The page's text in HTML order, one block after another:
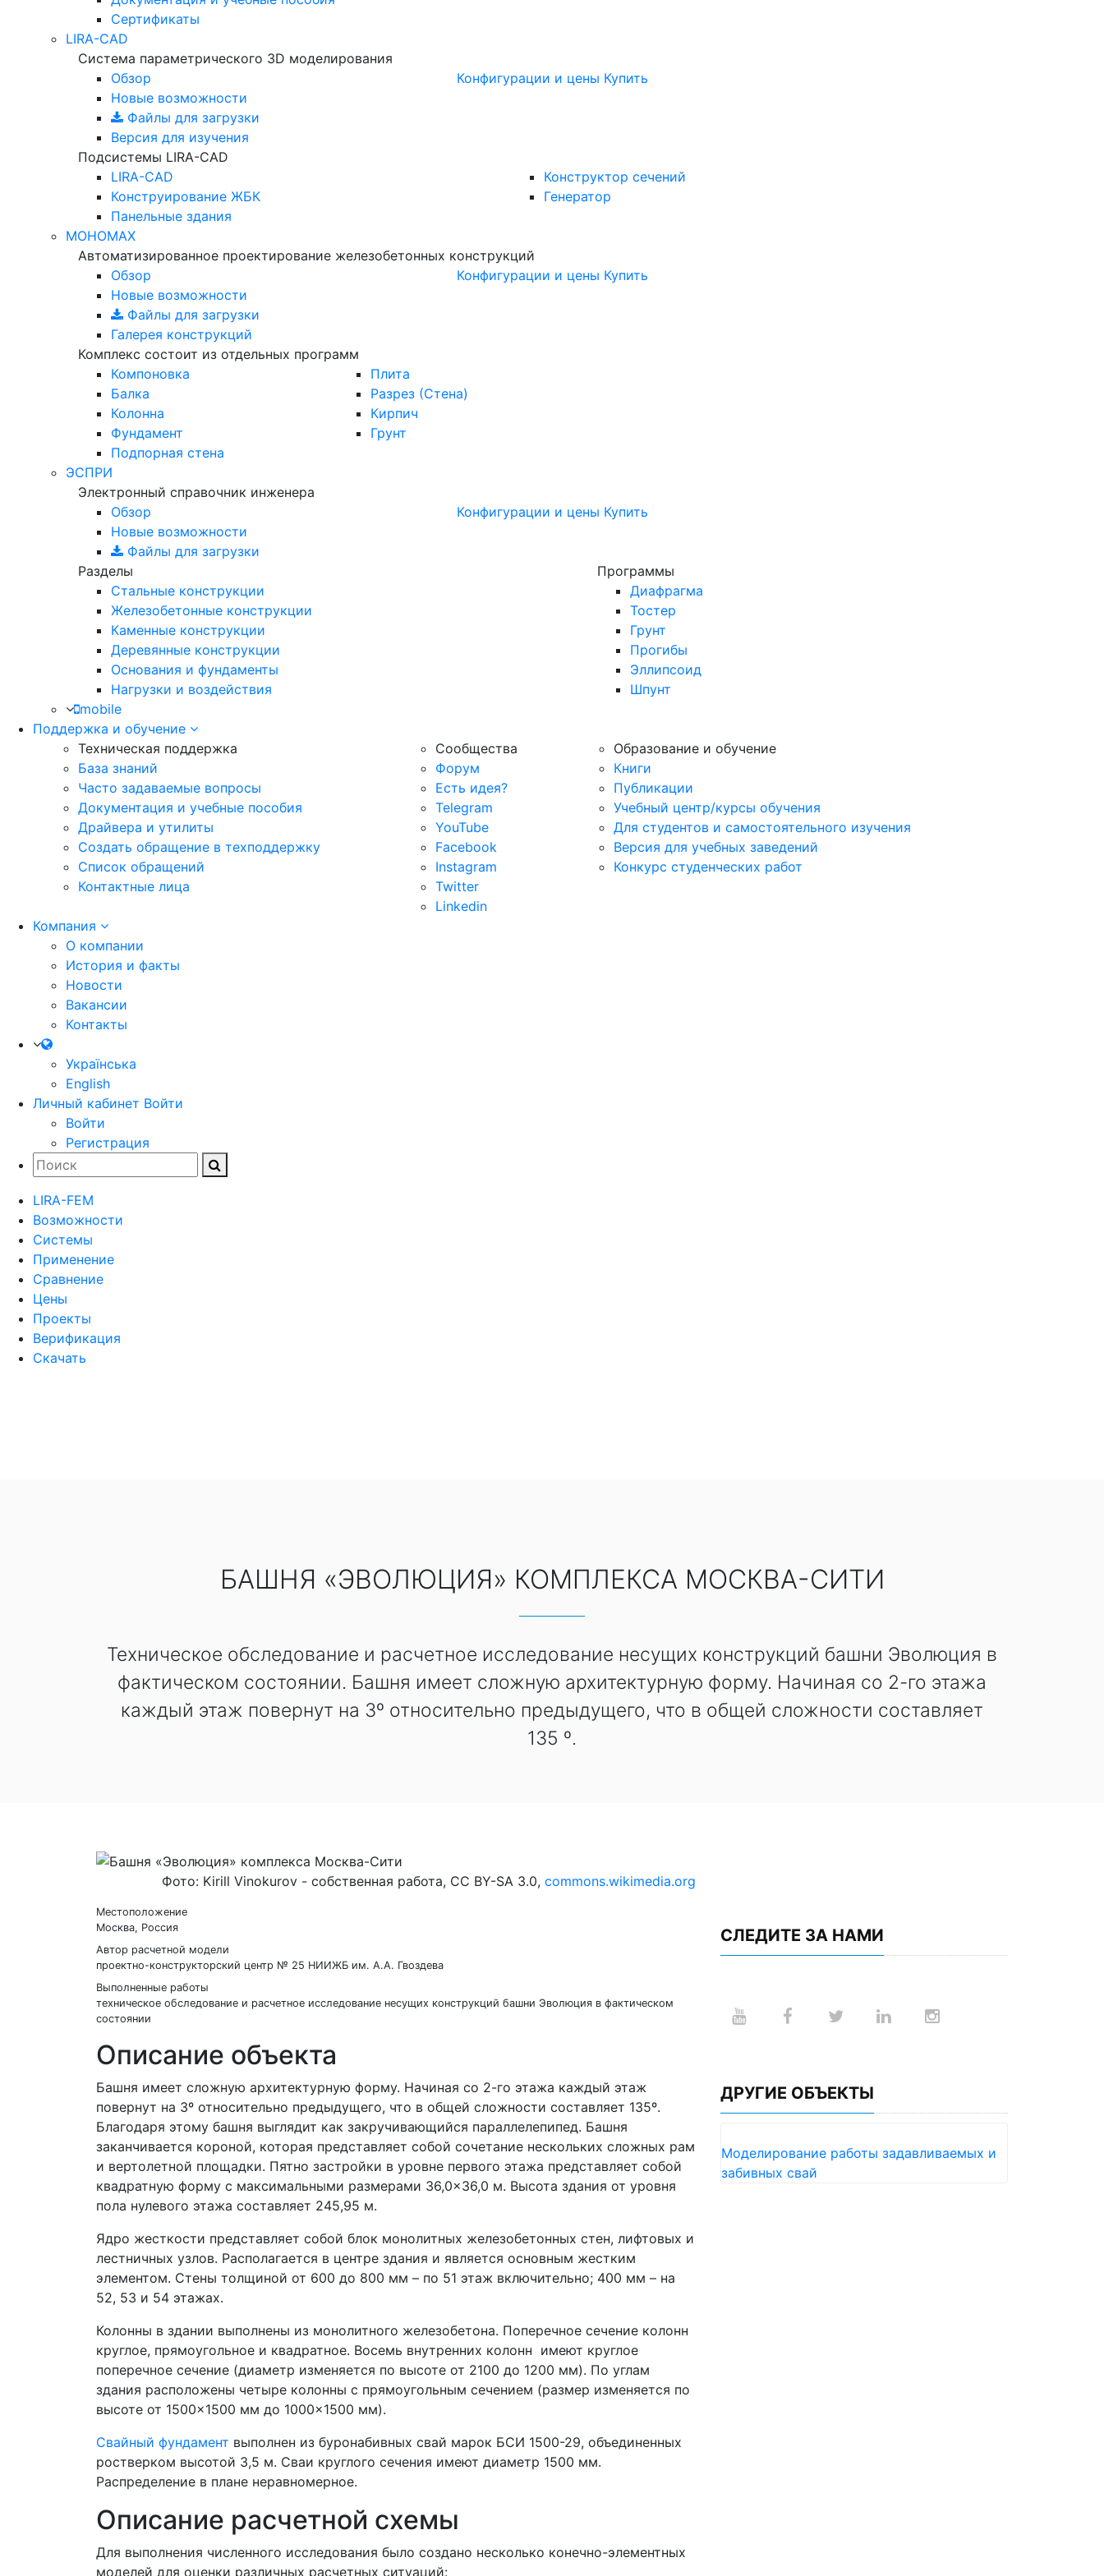
Сертификаты
LIRA-CAD
Система параметрического 3D моделирования
Обзор
Новые возможности
Файлы для загрузки
Версия для изучения
Конфигурации и цены Купить
Подсистемы LIRA-CAD
LIRA-CAD
Конструирование ЖБК
Панельные здания
Конструктор сечений
Генератор
МОНОМАХ
Автоматизированное проектирование железобетонных конструкций
Обзор
Новые возможности
Файлы для загрузки
Галерея конструкций
Конфигурации и цены Купить
Комплекс состоит из отдельных программ
Компоновка
Балка
Колонна
Фундамент
Подпорная стена
Плита
Разрез (Стена)
Кирпич
Грунт
ЭСПРИ
Электронный справочник инженера
Обзор
Новые возможности
Файлы для загрузки
Конфигурации и цены Купить
Разделы
Программы
Стальные конструкции
Железобетонные конструкции
Каменные конструкции
Деревянные конструкции
Основания и фундаменты
Нагрузки и воздействия
Диафрагма
Тостер
Грунт
Прогибы
Эллипсоид
Шпунт
mobile
Поддержка и обучение
Техническая поддержка
База знаний
Часто задаваемые вопросы
Документация и учебные пособия
Драйвера и утилиты
Создать обращение в техподдержку
Список обращений
Контактные лица
Сообщества
Форум
Есть идея?
Telegram
YouTube
Facebook
Instagram
Twitter
Linkedin
Образование и обучение
Книги
Публикации
Учебный центр/курсы обучения
Для студентов и самостоятельного изучения
Версия для учебных заведений
Конкурс студенческих работ
Компания
О компании
История и факты
Новости
Вакансии
Контакты
Українська
English
Личный кабинет Войти
Войти
Регистрация
LIRA-FEM
Возможности
Cистемы
Применение
Сравнение
Цены
Проекты
Верификация
Скачать
БАШНЯ «ЭВОЛЮЦИЯ» КОМПЛЕКСА МОСКВА-СИТИ
Техническое обследование и расчетное исследование несущих конструкций башни Эволюция в
фактическом состоянии. Башня имеет сложную архитектурную форму. Начиная со 2-го этажа
каждый этаж повернут на 3º относительно предыдущего, что в общей сложности составляет
135 º.
Фото: Kirill Vinokurov - собственная работа, CC BY-SA 3.0, commons.wikimedia.org
Местоположение
Москва, Россия
Автор расчетной модели
проектно-конструкторский центр № 25 НИИЖБ им. А.А. Гвоздева
Выполненные работы
техническое обследование и расчетное исследование несущих конструкций башни Эволюция в фактическом
состоянии
Описание объекта
Башня имеет сложную архитектурную форму. Начиная со 2-го этажа каждый этаж
повернут на 3º относительно предыдущего, что в общей сложности составляет 135º.
Благодаря этому башня выглядит как закручивающийся параллелепипед. Башня
заканчивается короной, которая представляет собой сочетание нескольких сложных рам
и вертолетной площадки. Пятно застройки в уровне первого этажа представляет собой
квадратную форму с максимальными размерами 36,0×36,0 м. Высота здания от уровня
пола нулевого этажа составляет 245,95 м.
Ядро жесткости представляет собой блок монолитных железобетонных стен, лифтовых и
лестничных узлов. Располагается в центре здания и является основным жестким
элементом. Стены толщиной от 600 до 800 мм – по 51 этаж включительно; 400 мм – на
52, 53 и 54 этажах.
Колонны в здании выполнены из монолитного железобетона. Поперечное сечение колонн
круглое, прямоугольное и квадратное. Восемь внутренних колонн имеют круглое
поперечное сечение (диаметр изменяется по высоте от 2100 до 1200 мм). По углам
здания расположены четыре колонны с прямоугольным сечением (размер изменяется по
высоте от 1500×1500 мм до 1000×1500 мм).
Свайный фундамент выполнен из буронабивных свай марок БСИ 1500-29, объединенных
ростверком высотой 3,5 м. Сваи круглого сечения имеют диаметр 1500 мм.
Распределение в плане неравномерное.
Описание расчетной схемы
Для выполнения численного исследования было создано несколько конечно-элементных
моделей для оценки различных расчетных ситуаций:
СЛЕДИТЕ ЗА НАМИ
ДРУГИЕ ОБЪЕКТЫ
Моделирование работы задавливаемых и
забивных свай